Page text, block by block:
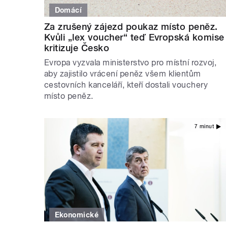
Domácí
Za zrušený zájezd poukaz místo peněz.
Kvůli „lex voucher“ teď Evropská komise
kritizuje Česko
Evropa vyzvala ministerstvo pro místní rozvoj,
aby zajistilo vrácení peněz všem klientům
cestovních kanceláří, kteří dostali vouchery
místo peněz.
7 minut
Ekonomické